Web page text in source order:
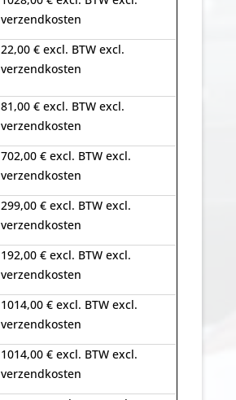
verzendkosten
22,00 € excl. BTW excl.
verzendkosten
81,00 € excl. BTW excl.
verzendkosten
702,00 € excl. BTW excl.
verzendkosten
299,00 € excl. BTW excl.
verzendkosten
192,00 € excl. BTW excl.
verzendkosten
1014,00 € excl. BTW excl.
verzendkosten
1014,00 € excl. BTW excl.
verzendkosten